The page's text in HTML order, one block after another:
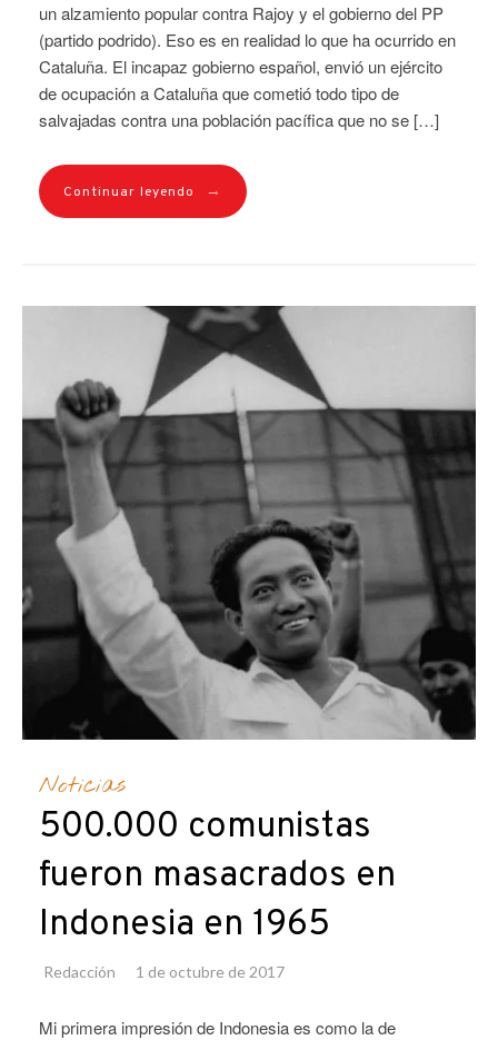
un alzamiento popular contra Rajoy y el gobierno del PP
(partido podrido). Eso es en realidad lo que ha ocurrido en
Cataluña. El incapaz gobierno español, envió un ejército
de ocupación a Cataluña que cometió todo tipo de
salvajadas contra una población pacífica que no se […]
Continuar leyendo →
Noticias
500.000 comunistas
fueron masacrados en
Indonesia en 1965
Redacción 1 de octubre de 2017
Mi primera impresión de Indonesia es como la de